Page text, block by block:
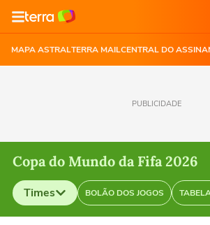
MAPA ASTRALTERRA MAILCENTRAL DO
PUBLICIDADE
Copa do Mundo da Fifa 2026
Times BOLÃO DOS JOGOS